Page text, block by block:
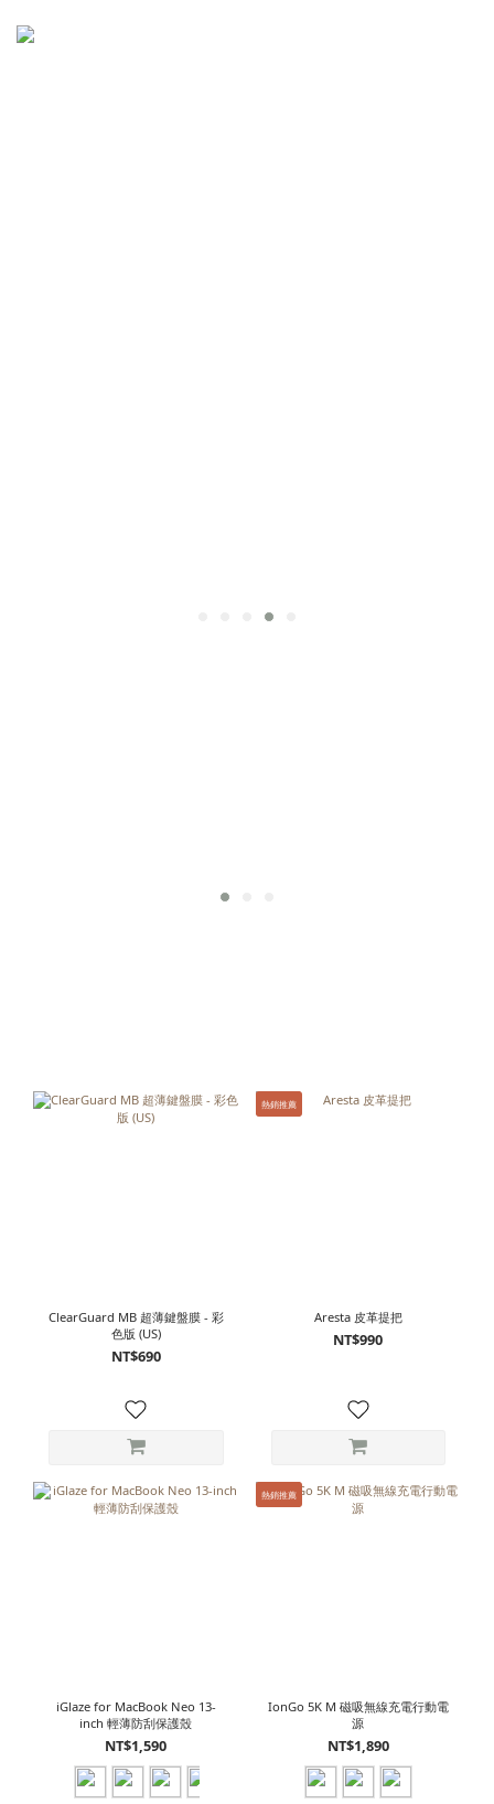
ClearGuard MB 超薄鍵盤膜 - 彩
色版 (US)
NT$690
熱銷推薦
Aresta 皮革提把
NT$990
iGlaze for MacBook Neo 13-
inch 輕薄防刮保護殼
NT$1,590
熱銷推薦
IonGo 5K M 磁吸無線充電行動電
源
NT$1,890